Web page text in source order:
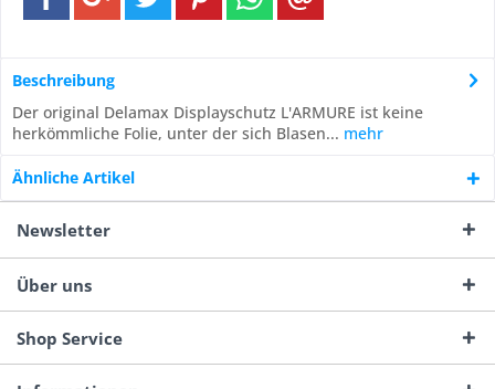
Beschreibung
Der original Delamax Displayschutz L'ARMURE ist keine
herkömmliche Folie, unter der sich Blasen... mehr
Ähnliche Artikel
Newsletter
Über uns
Shop Service